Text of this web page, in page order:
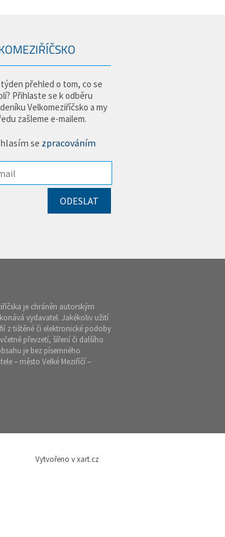
přehled o tom, co se
Přihlaste se k odběru
Velkomeziříčsko a my
zašleme e-mailem.
se zpracováním
je chráněn autorským
vydavatel. Jakékoliv užití
z tištěné či elektronické podoby
převzetí, šíření či dalšího
je bez písemného
– město Velké Meziříčí –
Vytvořeno v xart.cz